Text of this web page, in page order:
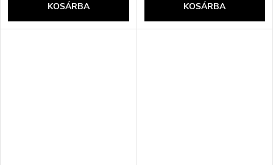
KOSÁRBA KOSÁRBA